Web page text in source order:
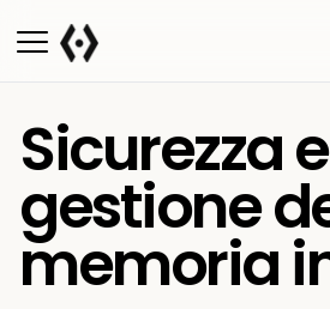
Sicurezza e
gestione
memoria